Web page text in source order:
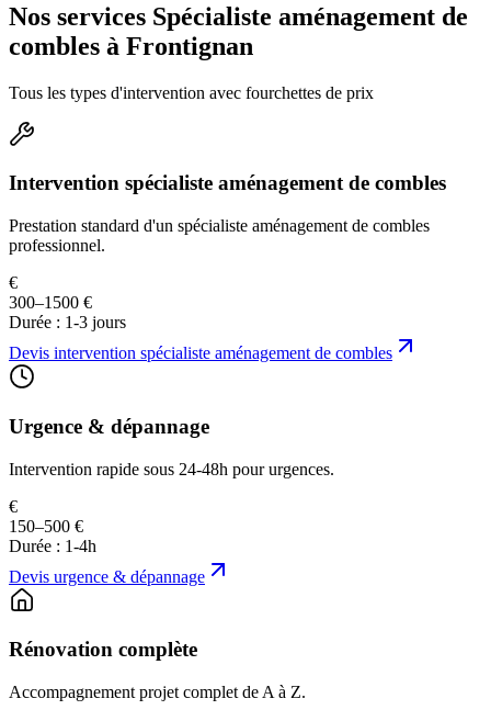
Nos services Spécialiste aménagement de
combles à Frontignan
Tous les types d'intervention avec fourchettes de prix
Intervention spécialiste aménagement de combles
Prestation standard d'un spécialiste aménagement de combles
professionnel.
€
300–1500 €
Durée : 1-3 jours
Devis intervention spécialiste aménagement de combles
Urgence & dépannage
Intervention rapide sous 24-48h pour urgences.
€
150–500 €
Durée : 1-4h
Devis urgence & dépannage
Rénovation complète
Accompagnement projet complet de A à Z.